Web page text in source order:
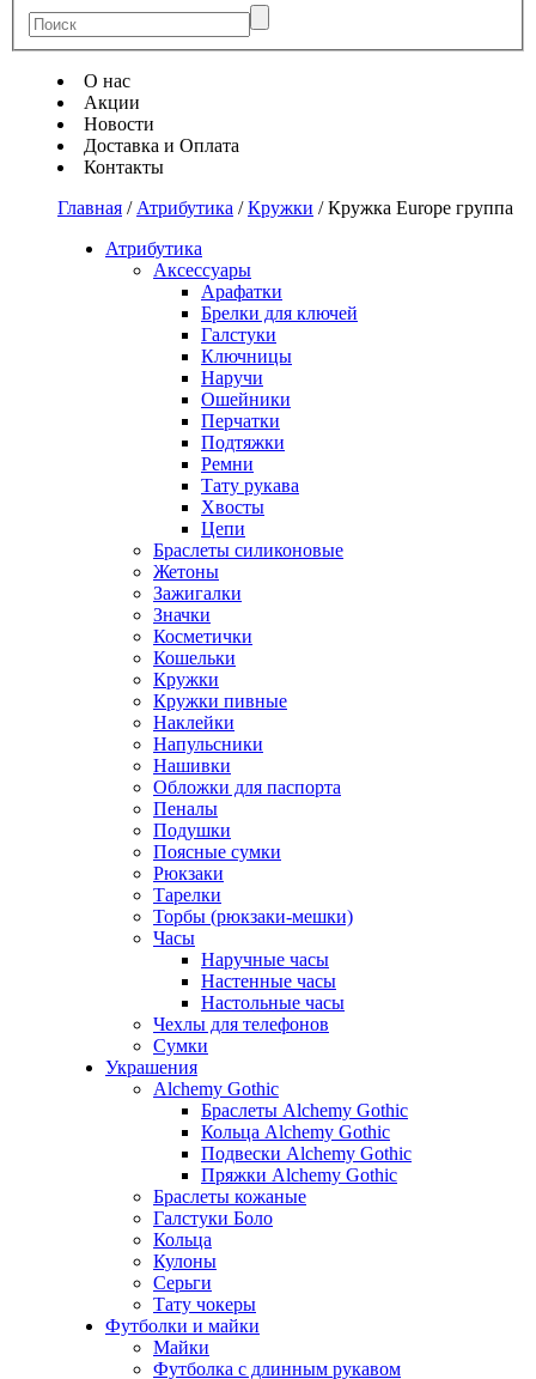
О нас
Акции
Новости
Доставка и Оплата
Контакты
Главная / Атрибутика /Кружки /Кружка Europe группа
Атрибутика
Аксессуары
Арафатки
Брелки для ключей
Галстуки
Ключницы
Наручи
Ошейники
Перчатки
Подтяжки
Ремни
Тату рукава
Хвосты
Цепи
Браслеты силиконовые
Жетоны
Зажигалки
Значки
Косметички
Кошельки
Кружки
Кружки пивные
Наклейки
Напульсники
Нашивки
Обложки для паспорта
Пеналы
Подушки
Поясные сумки
Рюкзаки
Тарелки
Торбы (рюкзаки-мешки)
Часы
Наручные часы
Настенные часы
Настольные часы
Чехлы для телефонов
Сумки
Украшения
Alchemy Gothic
Браслеты Alchemy Gothic
Кольца Alchemy Gothic
Подвески Alchemy Gothic
Пряжки Alchemy Gothic
Браслеты кожаные
Галстуки Боло
Кольца
Кулоны
Серьги
Тату чокеры
Футболки и майки
Майки
Футболка с длинным рукавом